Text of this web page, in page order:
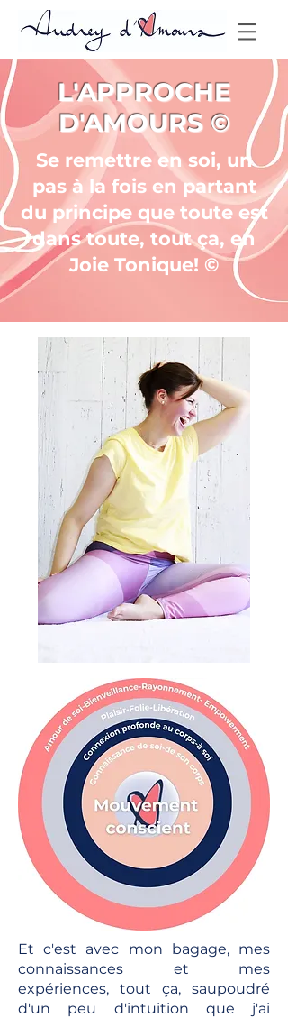
L'APPROCHE
D'AMOURS ©
Se remettre en soi, un
pas à la fois en partant
du principe que toute est
dans toute, tout ça, en
Joie Tonique! ©
Et c'est avec mon bagage, mes
connaissances et mes
expériences, tout ça, saupoudré
d'un peu d'intuition que j'ai